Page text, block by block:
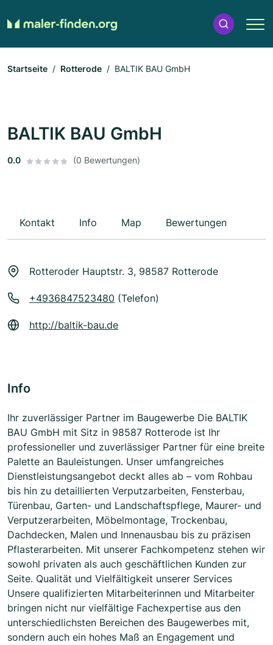
Startseite Rotterode BALTIK BAU GmbH
BALTIK BAU GmbH
0.0 (0 Bewertungen)
Kontakt Info Map Bewertungen
Rotteroder Hauptstr. 3, 98587 Rotterode
+4936847523480 (Telefon)
http://baltik-bau.de
Info
Ihr zuverlässiger Partner im Baugewerbe Die BALTIK
BAU GmbH mit Sitz in 98587 Rotterode ist Ihr
professioneller und zuverlässiger Partner für eine breite
Palette an Bauleistungen. Unser umfangreiches
Dienstleistungsangebot deckt alles ab – vom Rohbau
bis hin zu detaillierten Verputzarbeiten, Fensterbau,
Türenbau, Garten- und Landschaftspflege, Maurer- und
Verputzerarbeiten, Möbelmontage, Trockenbau,
Dachdecken, Malen und Innenausbau bis zu präzisen
Pflasterarbeiten. Mit unserer Fachkompetenz stehen wir
sowohl privaten als auch geschäftlichen Kunden zur
Seite. Qualität und Vielfältigkeit unserer Services
Unsere qualifizierten Mitarbeiterinnen und Mitarbeiter
bringen nicht nur vielfältige Fachexpertise aus den
unterschiedlichsten Bereichen des Baugewerbes mit,
sondern auch ein hohes Maß an Engagement und